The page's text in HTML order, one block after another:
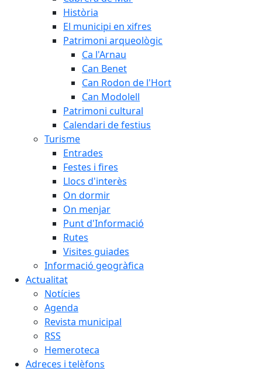
Història
El municipi en xifres
Patrimoni arqueològic
Ca l'Arnau
Can Benet
Can Rodon de l'Hort
Can Modolell
Patrimoni cultural
Calendari de festius
Turisme
Entrades
Festes i fires
Llocs d'interès
On dormir
On menjar
Punt d'Informació
Rutes
Visites guiades
Informació geogràfica
Actualitat
Notícies
Agenda
Revista municipal
RSS
Hemeroteca
Adreces i telèfons